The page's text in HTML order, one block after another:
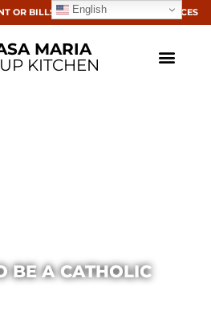
OR BILLS? CLICK HERE FOR RESOURCES
MARIA
KITCHEN
BE A CATHOLIC
English